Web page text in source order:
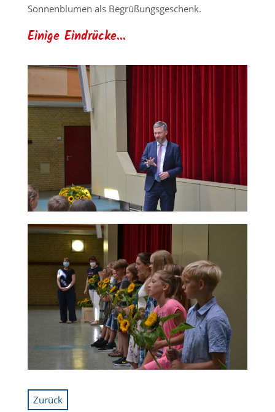
Sonnenblumen als Begrüßungsgeschenk.
Einige Eindrücke...
Zurück